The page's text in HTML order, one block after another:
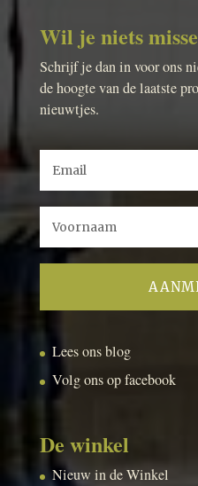
Wil je niets
Schrijf je dan in voor ons
de hoogte van de laatste
nieuwtjes.
Lees ons blog
Volg ons op facebook
De winkel
Nieuw in de Winkel